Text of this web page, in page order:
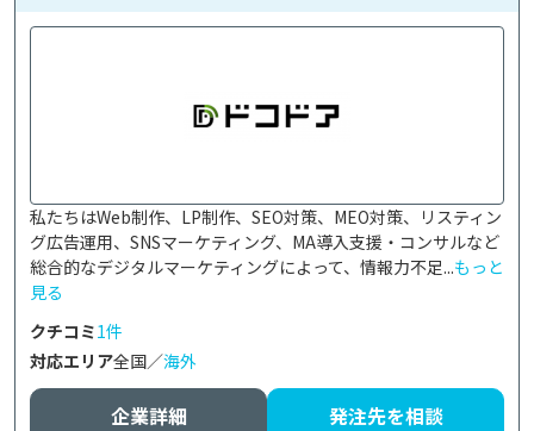
私たちはWeb制作、LP制作、SEO対策、MEO対策、リスティン
グ広告運用、SNSマーケティング、MA導入支援・コンサルなど
総合的なデジタルマーケティングによって、情報力不足...もっと
見る
クチコミ1件
対応エリア全国／海外
企業詳細 発注先を相談